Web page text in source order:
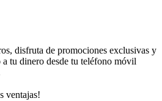
disfruta de promociones exclusivas y
tu dinero desde tu teléfono móvil
ventajas!